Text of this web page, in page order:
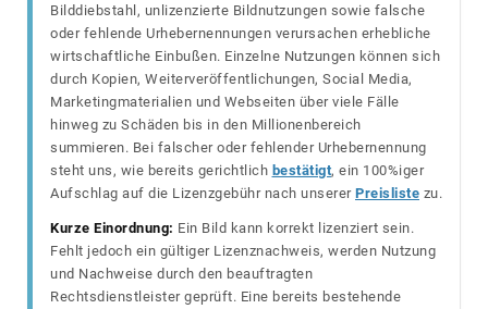
Bilddiebstahl, unlizenzierte Bildnutzungen sowie falsche
oder fehlende Urhebernennungen verursachen erhebliche
wirtschaftliche Einbußen. Einzelne Nutzungen können sich
durch Kopien, Weiterveröffentlichungen, Social Media,
Marketingmaterialien und Webseiten über viele Fälle
hinweg zu Schäden bis in den Millionenbereich
summieren. Bei falscher oder fehlender Urhebernennung
steht uns, wie bereits gerichtlich bestätigt, ein 100%iger
Aufschlag auf die Lizenzgebühr nach unserer Preisliste zu.
Kurze Einordnung: Ein Bild kann korrekt lizenziert sein.
Fehlt jedoch ein gültiger Lizenznachweis, werden Nutzung
und Nachweise durch den beauftragten
Rechtsdienstleister geprüft. Eine bereits bestehende